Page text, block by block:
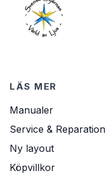
LÄS MER
Manualer
Service & Reparation
Ny layout
Köpvillkor